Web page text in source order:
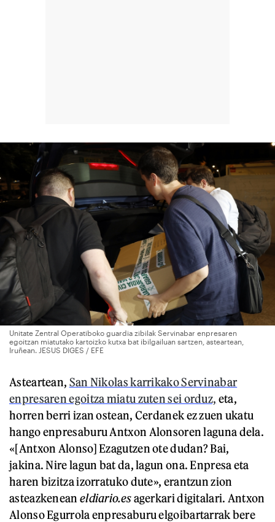
Unitate Zentral Operatiboko guardia zibilak Servinabar enpresaren
egoitzan miatutako kartoizko kutxa bat ibilgailuan sartzen, asteartean,
Iruñean. JESUS DIGES / EFE
Asteartean, San Nikolas karrikako Servinabar
enpresaren egoitza miatu zuten sei orduz, eta,
horren berri izan ostean, Cerdanek ez zuen ukatu
hango enpresaburu Antxon Alonsoren laguna dela.
«[Antxon Alonso] Ezagutzen ote dudan? Bai,
jakina. Nire lagun bat da, lagun ona. Enpresa eta
haren bizitza izorratuko dute», erantzun zion
asteazkenean eldiario.esagerkari digitalari. Antxon
Alonso Egurrola enpresaburu elgoibartarrak bere